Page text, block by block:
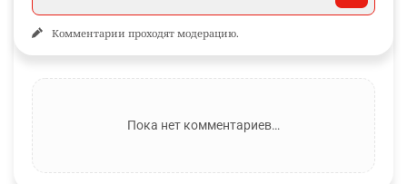
Комментарии проходят модерацию.
Пока нет комментариев…